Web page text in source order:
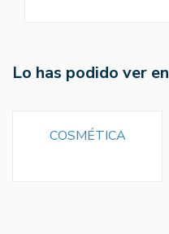
Lo has podido ver en
COSMÉTICA